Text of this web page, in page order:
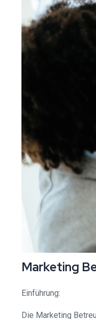
Marketing
Einführung:
Die Marketing